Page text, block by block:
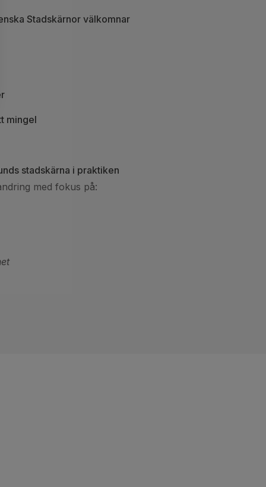
Stadskärnor välkomnar
mingel
stadskärna i praktiken
med fokus på: